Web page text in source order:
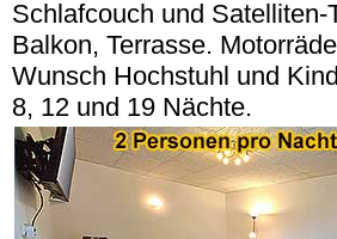
Schlafcouch und
Balkon, Terrasse.
Wunsch Hochstuhl und
8, 12 und 19 Nächte.